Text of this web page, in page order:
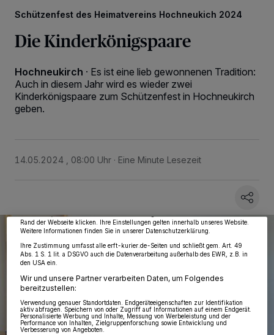
Schützenfest des Heimatvereins Hochneukich 2024
Die Kinderkönigspaare
Hochneukirch · Es ist eine lieb gewonnenen Tradition:
Auch in diesem Jahr wird es wieder zwei
Kinderkönigspaare zum Schützenfest in Hochneukirch
geben.
14.05.2024 , 08:00 Uhr Eine Minute Lesezeit
wie Browserdaten oder eindeutige Kennungen auf Ihrem Gerät zu. Durch Auswahl
möglicherweise nicht mehr so relevant für Sie. Sie können dieses Menü jederzeit
widerrufen, indem Sie auf den Link Einstellungen oder Ablehnen am unteren
Rand der Webseite klicken. Ihre Einstellungen gelten innerhalb unseres Website.
Weitere Informationen finden Sie in unserer Datenschutzerklärung.
Ihre Zustimmung umfasst alle erft-kurier.de-Seiten und schließt gem. Art. 49
Abs. 1 S. 1 lit. a DSGVO auch die Datenverarbeitung außerhalb des EWR, z.B. in
den USA ein.
Wir und unsere Partner verarbeiten Daten, um Folgendes
bereitzustellen:
Verwendung genauer Standortdaten. Endgeräteeigenschaften zur Identifikation
aktiv abfragen. Speichern von oder Zugriff auf Informationen auf einem Endgerät.
Personalisierte Werbung und Inhalte, Messung von Werbeleistung und der
Performance von Inhalten, Zielgruppenforschung sowie Entwicklung und
Verbesserung von Angeboten.